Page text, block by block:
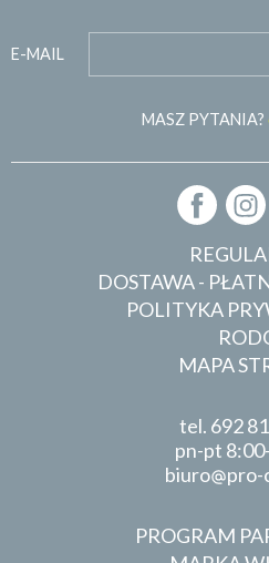
E-MAIL
MASZ PYTANIA?
DOSTAWA -
POLITYKA
MAPA
tel. 692
pn-pt
biuro
pro-
PROGRAM